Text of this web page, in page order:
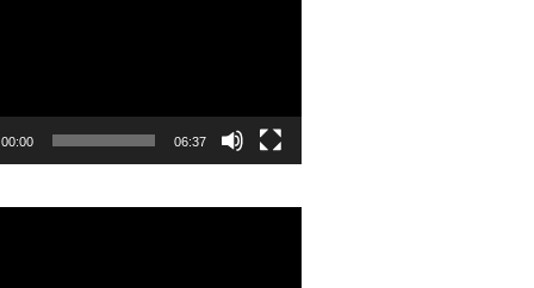
00:00 06:37